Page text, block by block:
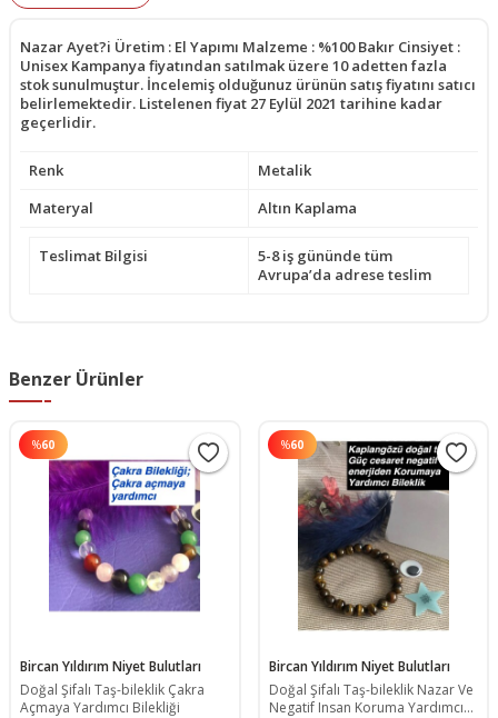
Nazar Ayet?i Üretim : El Yapımı Malzeme : %100 Bakır Cinsiyet :
Unisex Kampanya fiyatından satılmak üzere 10 adetten fazla
stok sunulmuştur. İncelemiş olduğunuz ürünün satış fiyatını satıcı
belirlemektedir. Listelenen fiyat 27 Eylül 2021 tarihine kadar
geçerlidir.
Renk
Metalik
Materyal
Altın Kaplama
Teslimat Bilgisi
5-8 iş gününde tüm
Avrupa’da adrese teslim
Benzer Ürünler
%60
Bircan Yıldırım Niyet Bulutları
Doğal Şifalı Taş-bileklik Çakra
Açmaya Yardımcı Bilekliği
%60
Bircan Yıldırım Niyet Bulutları
Doğal Şifalı Taş-bileklik Nazar Ve
Negatif Insan Koruma Yardımcı